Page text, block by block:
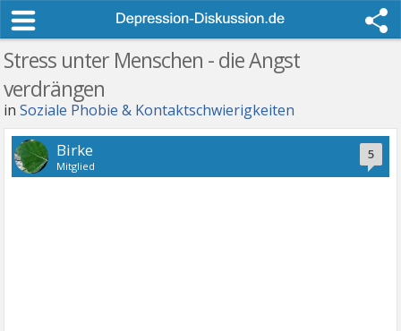
Stress unter Menschen - die Angst
verdrängen
inSoziale Phobie & Kontaktschwierigkeiten
5
Birke
Mitglied